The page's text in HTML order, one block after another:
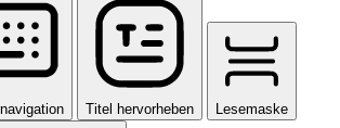
Titel hervorheben Lesemaske